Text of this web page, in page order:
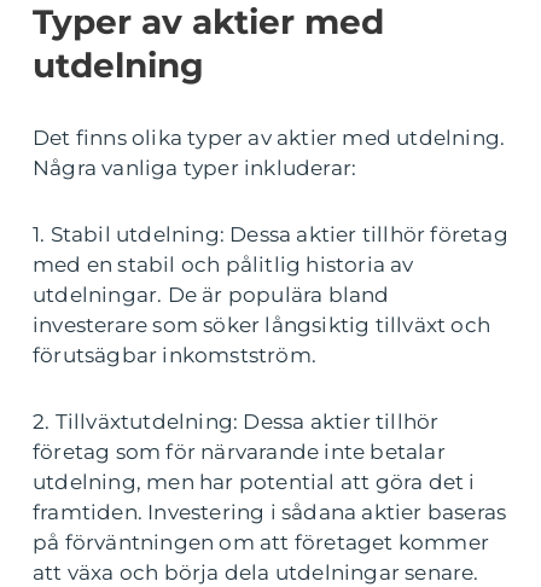
Typer av aktier med
utdelning
Det finns olika typer av aktier med utdelning.
Några vanliga typer inkluderar:
1. Stabil utdelning: Dessa aktier tillhör företag
med en stabil och pålitlig historia av
utdelningar. De är populära bland
investerare som söker långsiktig tillväxt och
förutsägbar inkomstström.
2. Tillväxtutdelning: Dessa aktier tillhör
företag som för närvarande inte betalar
utdelning, men har potential att göra det i
framtiden. Investering i sådana aktier baseras
på förväntningen om att företaget kommer
att växa och börja dela utdelningar senare.